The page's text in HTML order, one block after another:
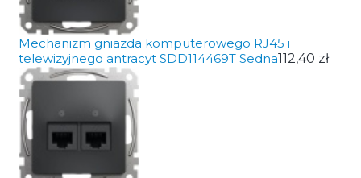
Mechanizm gniazda komputerowego RJ45 i
telewizyjnego antracyt SDD114469T Sedna112,40 zł